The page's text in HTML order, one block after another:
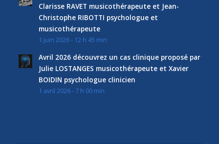
Clarisse RAVET musicothérapeute et Jean-
Christophe RIBOTTI psychologue et
musicothérapeute
1 juin 2026 - 12 h 45 min
Avril 2026 découvrez un cas clinique proposé par
Julie LOSTANGES musicothérapeute et Xavier
BOIDIN psychologue clinicien
1 avril 2026 - 7 h 00 min